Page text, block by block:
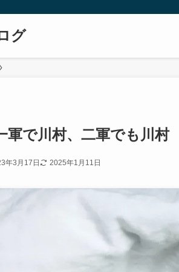
グ
軍で川村、二軍でも川村
年3月17日 2025年1月11日